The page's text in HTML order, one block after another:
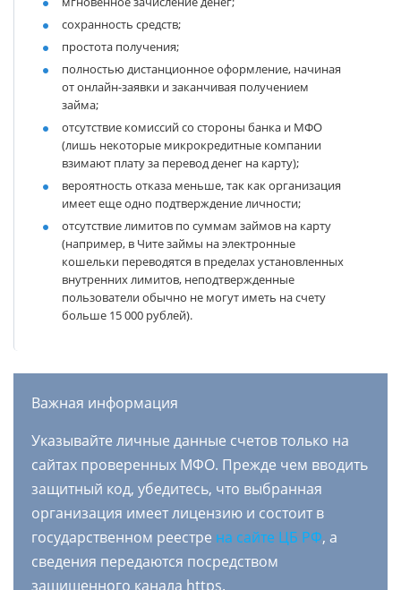
сохранность средств;
простота получения;
полностью дистанционное оформление, начиная
от онлайн-заявки и заканчивая получением
займа;
отсутствие комиссий со стороны банка и МФО
(лишь некоторые микрокредитные компании
взимают плату за перевод денег на карту);
вероятность отказа меньше, так как организация
имеет еще одно подтверждение личности;
отсутствие лимитов по суммам займов на карту
(например, в Чите займы на электронные
кошельки переводятся в пределах установленных
внутренних лимитов, неподтвержденные
пользователи обычно не могут иметь на счету
больше 15 000 рублей).
Важная информация
Указывайте личные данные счетов только на
сайтах проверенных МФО. Прежде чем вводить
защитный код, убедитесь, что выбранная
организация имеет лицензию и состоит в
государственном реестре на сайте ЦБ РФ, а
сведения передаются посредством
защищенного канала https.